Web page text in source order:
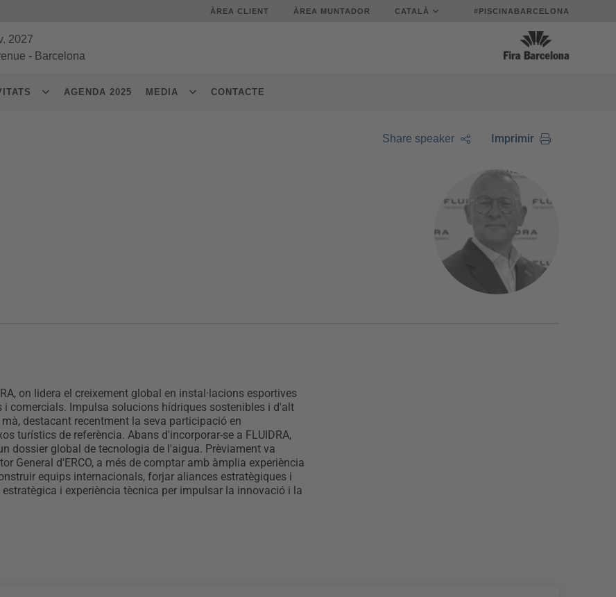
ÀREA CLIENT ÀREA MUNTADOR CATALÀ #PISCINABARCELONA
2027
- Barcelona
AGENDA 2025 MEDIA CONTACTE
Share speaker Imprimir
on lidera el creixement global en instal·lacions esportives
comercials. Impulsa solucions hídriques sostenibles i d'alt
destacant recentment la seva participació en
turístics de referència. Abans d'incorporar-se a FLUIDRA,
dossier global de tecnologia de l'aigua. Prèviament va
General d'ERCO, a més de comptar amb àmplia experiència
equips internacionals, forjar aliances estratègiques i
i experiència tècnica per impulsar la innovació i la